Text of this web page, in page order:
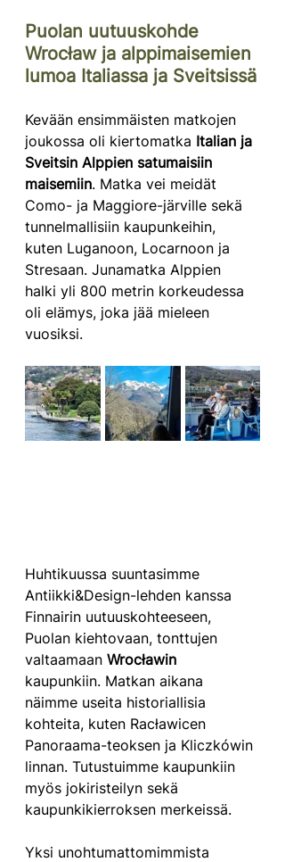
Puolan uutuuskohde
Wrocław ja alppimaisemien
lumoa Italiassa ja Sveitsissä
Kevään ensimmäisten matkojen
joukossa oli kiertomatka Italian ja
Sveitsin Alppien satumaisiin
maisemiin. Matka vei meidät
Como- ja Maggiore-järville sekä
tunnelmallisiin kaupunkeihin,
kuten Luganoon, Locarnoon ja
Stresaan. Junamatka Alppien
halki yli 800 metrin korkeudessa
oli elämys, joka jää mieleen
vuosiksi.
Huhtikuussa suuntasimme
Antiikki&Design-lehden kanssa
Finnairin uutuuskohteeseen,
Puolan kiehtovaan, tonttujen
valtaamaan Wrocławin
kaupunkiin. Matkan aikana
näimme useita historiallisia
kohteita, kuten Racławicen
Panoraama-teoksen ja Kliczkówin
linnan. Tutustuimme kaupunkiin
myös jokiristeilyn sekä
kaupunkikierroksen merkeissä.
Yksi unohtumattomimmista